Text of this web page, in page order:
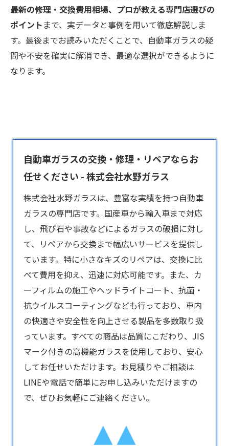
最新の修理・交換費用相場、プロが教える専門店選びの
ポイント まで、実データと事例を用いて徹底解説しま
す。最後までお読みいただくことで、自動車ガラスの疑
問や不安を確実に解消でき、最適な選択ができるように
なります。
自動車ガラスの交換・修理・リペアならお
任せください - 株式会社水野ガラス
株式会社水野ガラスは、豊富な実績を持つ自動車
ガラスの専門店です。国産車から輸入車まで対応
し、飛び石や事故などによるガラスの破損に対し
て、リペアから交換まで幅広いサービスを提供し
ています。特に小さなキズのリペアは、交換に比
べて費用を抑え、迅速に対応可能です。また、カ
ーフィルムの施工やヘッドライトコート、抗菌・
抗ウイルスコーティングなども行っており、車内
の快適さや安全性を向上させる製品を多数取り扱
っています。すべての商品は品質にこだわり、JIS
マーク付きの高機能ガラスを使用しており、安心
してお任せいただけます。お見積りやご相談は
LINEや電話で簡単にお申し込みいただけますの
で、ぜひお気軽にご連絡ください。